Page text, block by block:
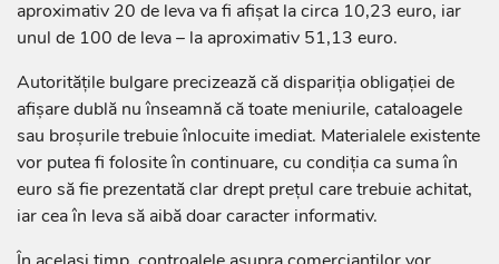
aproximativ 20 de leva va fi afișat la circa 10,23 euro, iar
unul de 100 de leva – la aproximativ 51,13 euro.
Autoritățile bulgare precizează că dispariția obligației de
afișare dublă nu înseamnă că toate meniurile, cataloagele
sau broșurile trebuie înlocuite imediat. Materialele existente
vor putea fi folosite în continuare, cu condiția ca suma în
euro să fie prezentată clar drept prețul care trebuie achitat,
iar cea în leva să aibă doar caracter informativ.